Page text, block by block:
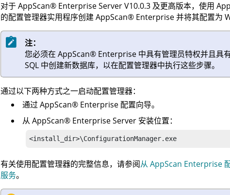
对于AppScan®Enterprise ServerV10.0.3 及更高版本，使用
的配置管理器实用程序创建AppScan®Enterprise并将其配置为
注：
您必须在 AppScan®Enterprise中具有管理员特权并且具
SQL 中创建新数据库，以在配置管理器中执行这些步骤。
通过以下两种方式之一启动配置管理器：
通过AppScan®Enterprise配置向导。
从AppScan®Enterprise Server安装位置：
<install_dir>\ConfigurationManager.exe
有关使用配置管理器的完整信息，请参阅从 AppScan Enterprise
服务。